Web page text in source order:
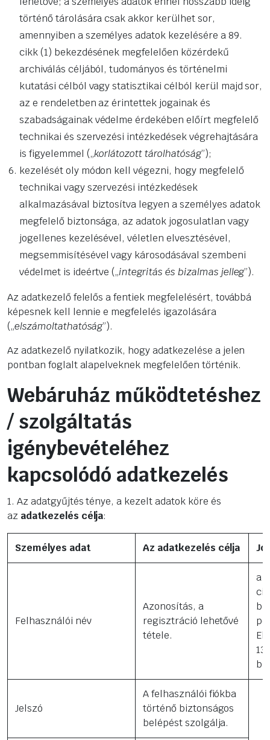
történő tárolására csak akkor kerülhet sor,
amennyiben a személyes adatok kezelésére a 89.
cikk (1) bekezdésének megfelelően közérdekű
archiválás céljából, tudományos és történelmi
kutatási célból vagy statisztikai célból kerül majd sor,
az e rendeletben az érintettek jogainak és
szabadságainak védelme érdekében előírt megfelelő
technikai és szervezési intézkedések végrehajtására
is figyelemmel („korlátozott tárolhatóság”);
kezelését oly módon kell végezni, hogy megfelelő
technikai vagy szervezési intézkedések
alkalmazásával biztosítva legyen a személyes adatok
megfelelő biztonsága, az adatok jogosulatlan vagy
jogellenes kezelésével, véletlen elvesztésével,
megsemmisítésével vagy károsodásával szembeni
védelmet is ideértve („integritás és bizalmas jelleg”).
Az adatkezelő felelős a fentiek megfelelésért, továbbá
képesnek kell lennie e megfelelés igazolására
(„elszámoltathatóság”).
Az adatkezelő nyilatkozik, hogy adatkezelése a jelen
pontban foglalt alapelveknek megfelelően történik.
Webáruház működtetéshez
/ szolgáltatás
igénybevételéhez
kapcsolódó adatkezelés
1. Az adatgyűjtés ténye, a kezelt adatok köre és
az adatkezelés célja:
Személyes adat Az adatkezelés célja
Felhasználói név
Azonosítás, a
regisztráció lehetővé
tétele.
a
Jelszó
A felhasználói fiókba
történő biztonságos
belépést szolgálja.